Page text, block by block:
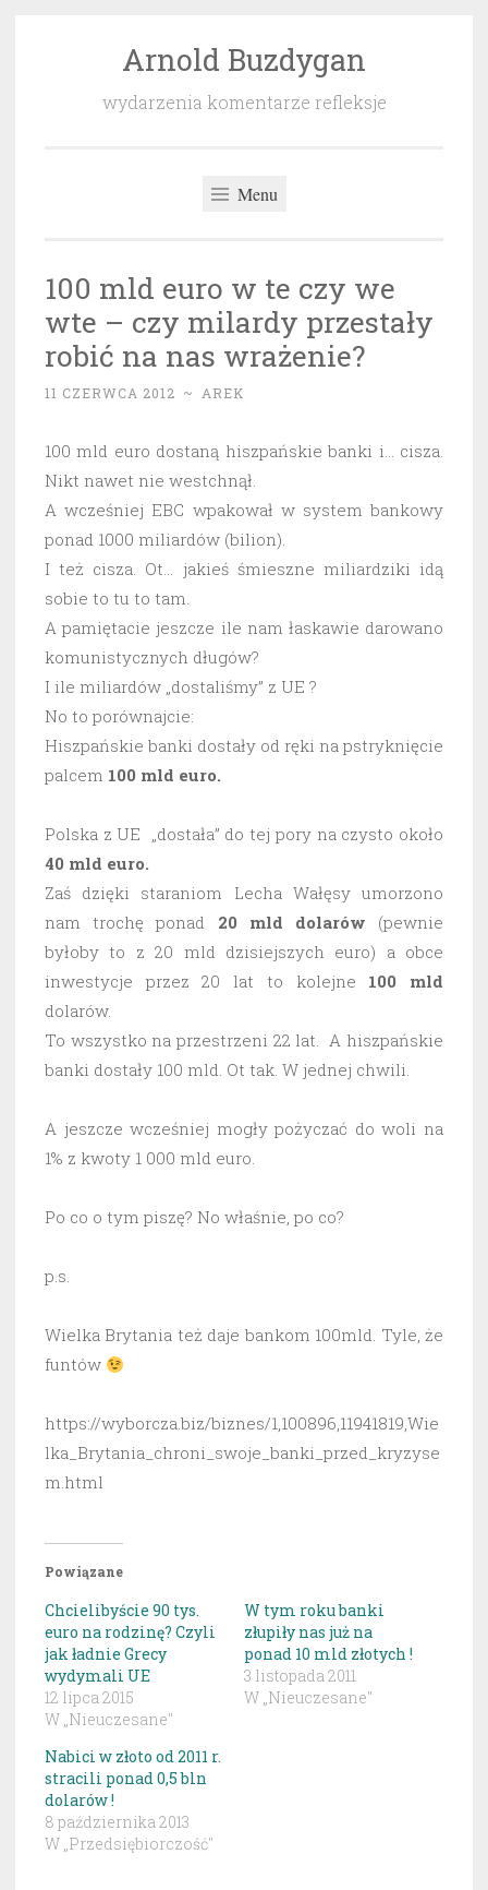
Arnold Buzdygan
wydarzenia komentarze refleksje
Menu
100 mld euro w te czy we
wte – czy milardy przestały
robić na nas wrażenie?
11 CZERWCA 2012 ~ AREK
100 mld euro dostaną hiszpańskie banki i… cisza.
Nikt nawet nie westchnął.
A wcześniej EBC wpakował w system bankowy
ponad 1000 miliardów (bilion).
I też cisza. Ot… jakieś śmieszne miliardziki idą
sobie to tu to tam.
A pamiętacie jeszcze ile nam łaskawie darowano
komunistycznych długów?
I ile miliardów „dostaliśmy” z UE ?
No to porównajcie:
Hiszpańskie banki dostały od ręki na pstryknięcie
palcem 100 mld euro.
Polska z UE „dostała” do tej pory na czysto około
40 mld euro.
Zaś dzięki staraniom Lecha Wałęsy umorzono
nam trochę ponad 20 mld dolarów (pewnie
byłoby to z 20 mld dzisiejszych euro) a obce
inwestycje przez 20 lat to kolejne 100 mld
dolarów.
To wszystko na przestrzeni 22 lat. A hiszpańskie
banki dostały 100 mld. Ot tak. W jednej chwili.
A jeszcze wcześniej mogły pożyczać do woli na
1% z kwoty 1 000 mld euro.
Po co o tym piszę? No właśnie, po co?
p.s.
Wielka Brytania też daje bankom 100mld. Tyle, że
funtów
https://wyborcza.biz/biznes/1,100896,11941819,Wie
lka_Brytania_chroni_swoje_banki_przed_kryzyse
m.html
Powiązane
Chcielibyście 90 tys.
euro na rodzinę? Czyli
jak ładnie Grecy
wydymali UE
12 lipca 2015
W „Nieuczesane"
W tym roku banki
złupiły nas już na
ponad 10 mld złotych !
3 listopada 2011
W „Nieuczesane"
Nabici w złoto od 2011 r.
stracili ponad 0,5 bln
dolarów !
8 października 2013
W „Przedsiębiorczość"